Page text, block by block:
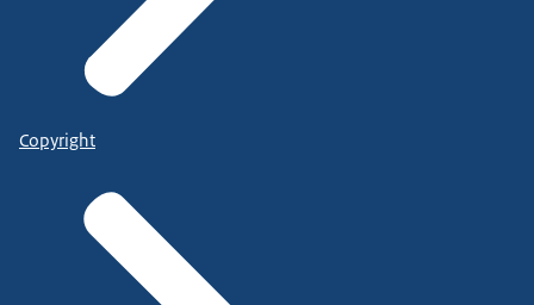
Copyright